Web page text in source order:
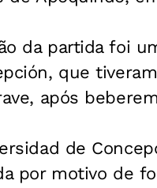
da partida foi
que
após
de
por motivo de